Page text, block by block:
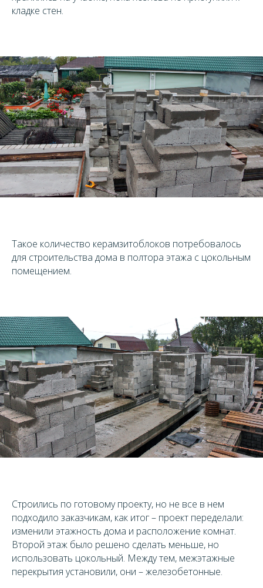
кладке стен.
Такое количество керамзитоблоков потребовалось
для строительства дома в полтора этажа с цокольным
помещением.
Строились по готовому проекту, но не все в нем
подходило заказчикам, как итог – проект переделали:
изменили этажность дома и расположение комнат.
Второй этаж было решено сделать меньше, но
использовать цокольный. Между тем, межэтажные
перекрытия установили, они – железобетонные.